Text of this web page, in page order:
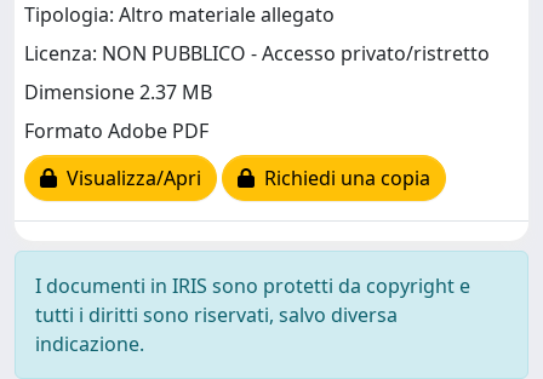
Tipologia: Altro materiale allegato
Licenza: NON PUBBLICO - Accesso privato/ristretto
Dimensione 2.37 MB
Formato Adobe PDF
Visualizza/Apri
Richiedi una copia
I documenti in IRIS sono protetti da copyright e
tutti i diritti sono riservati, salvo diversa
indicazione.